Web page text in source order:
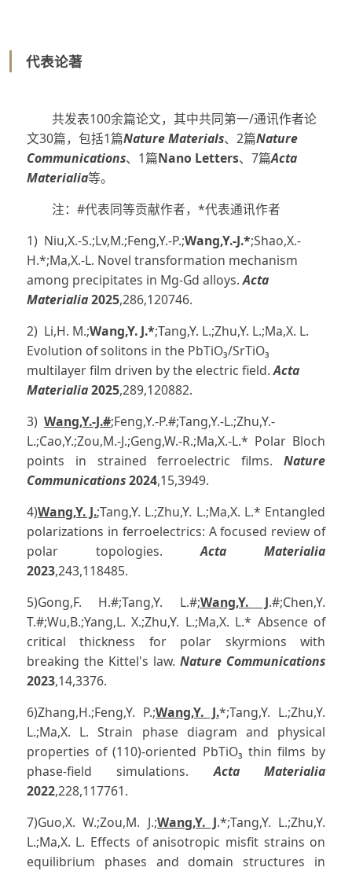
代表论著
共发表100余篇论文，其中共同第一/通讯作者论
文30篇，包括1篇Nature Materials、2篇Nature
Communications、1篇Nano Letters、7篇Acta
Materialia等。
注：#代表同等贡献作者，*代表通讯作者
1) Niu,X.-S.;Lv,M.;Feng,Y.-P.;Wang,Y.-J.*;Shao,X.-
H.*;Ma,X.-L. Novel transformation mechanism
among precipitates in Mg-Gd alloys.Acta
Materialia2025,286,120746.
2) Li,H. M.;Wang,Y. J.*;Tang,Y. L.;Zhu,Y. L.;Ma,X. L.
Evolution of solitons in the PbTiO₃/SrTiO₃
multilayer film driven by the electric field.Acta
Materialia2025,289,120882.
3) Wang,Y.-J.#;Feng,Y.-P.#;Tang,Y.-L.;Zhu,Y.-
L.;Cao,Y.;Zou,M.-J.;Geng,W.-R.;Ma,X.-L.* Polar Bloch
points in strained ferroelectric films.Nature
Communications2024,15,3949.
4)Wang,Y. J.;Tang,Y. L.;Zhu,Y. L.;Ma,X. L.* Entangled
polarizations in ferroelectrics: A focused review of
polar topologies.Acta Materialia
2023,243,118485.
5)Gong,F. H.#;Tang,Y. L.#;Wang,Y. J.#;Chen,Y.
T.#;Wu,B.;Yang,L. X.;Zhu,Y. L.;Ma,X. L.* Absence of
critical thickness for polar skyrmions with
breaking the Kittel's law. Nature Communications
2023,14,3376.
6)Zhang,H.;Feng,Y. P.;Wang,Y. J.*;Tang,Y. L.;Zhu,Y.
L.;Ma,X. L. Strain phase diagram and physical
properties of (110)-oriented PbTiO₃ thin films by
phase-field simulations.Acta Materialia
2022,228,117761.
7)Guo,X. W.;Zou,M. J.;Wang,Y. J.*;Tang,Y. L.;Zhu,Y.
L.;Ma,X. L. Effects of anisotropic misfit strains on
equilibrium phases and domain structures in